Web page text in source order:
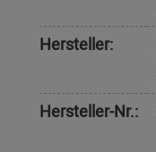
Hersteller:
Hersteller-Nr.: